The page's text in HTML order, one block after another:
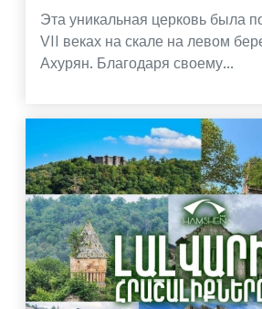
Эта уникальная церковь была
VII веках на скале на левом
Ахурян. Благодаря своему...